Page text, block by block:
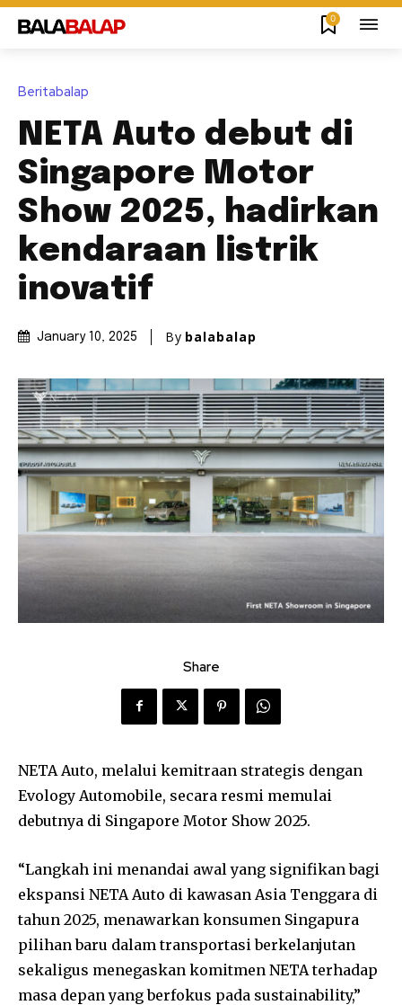
0
Beritabalap
NETA Auto debut di
Singapore Motor
Show 2025, hadirkan
kendaraan listrik
inovatif
January 10, 2025 By balabalap
Share
NETA Auto, melalui kemitraan strategis dengan
Evology Automobile, secara resmi memulai
debutnya di Singapore Motor Show 2025.
“Langkah ini menandai awal yang signifikan bagi
ekspansi NETA Auto di kawasan Asia Tenggara di
tahun 2025, menawarkan konsumen Singapura
pilihan baru dalam transportasi berkelanjutan
sekaligus menegaskan komitmen NETA terhadap
masa depan yang berfokus pada sustainability,”